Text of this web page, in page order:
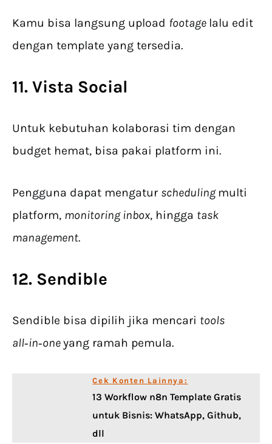
Kamu bisa langsung upload footage lalu edit
dengan template yang tersedia.
11. Vista Social
Untuk kebutuhan kolaborasi tim dengan
budget hemat, bisa pakai platform ini.
Pengguna dapat mengatur scheduling multi
platform, monitoring inbox, hingga task
management.
12. Sendible
Sendible bisa dipilih jika mencari tools
all‑in‑oneyang ramah pemula.
Cek Konten Lainnya:
13 Workflow n8n Template Gratis
untuk Bisnis: WhatsApp, Github,
dll